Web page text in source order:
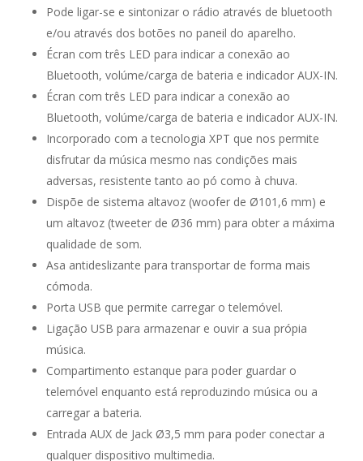
Pode ligar-se e sintonizar o rádio através de bluetooth
e/ou através dos botões no paneil do aparelho.
Écran com três LED para indicar a conexão ao
Bluetooth, volúme/carga de bateria e indicador AUX-IN.
Écran com três LED para indicar a conexão ao
Bluetooth, volúme/carga de bateria e indicador AUX-IN.
Incorporado com a tecnologia XPT que nos permite
disfrutar da música mesmo nas condições mais
adversas, resistente tanto ao pó como à chuva.
Dispõe de sistema altavoz (woofer de Ø101,6 mm) e
um altavoz (tweeter de Ø36 mm) para obter a máxima
qualidade de som.
Asa antideslizante para transportar de forma mais
cómoda.
Porta USB que permite carregar o telemóvel.
Ligação USB para armazenar e ouvir a sua própia
música.
Compartimento estanque para poder guardar o
telemóvel enquanto está reproduzindo música ou a
carregar a bateria.
Entrada AUX de Jack Ø3,5 mm para poder conectar a
qualquer dispositivo multimedia.